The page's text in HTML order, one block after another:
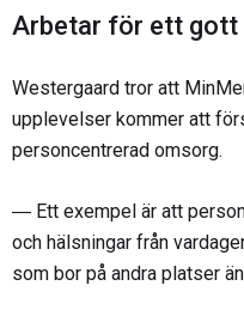
Arbetar för ett gott
Westergaard tror att
upplevelser kommer att
personcentrerad omsorg.
― Ett exempel är att
och hälsningar från
som bor på andra platser